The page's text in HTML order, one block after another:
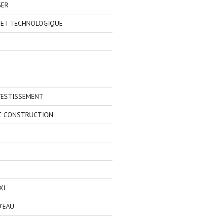
TECHNOLOGIQUE
CONSTRUCTION